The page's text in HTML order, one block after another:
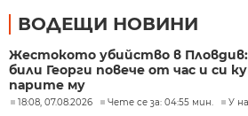
ВОДЕЩИ НОВИНИ
Жестокото убийство в
били Георги повече от час и си
парите му
18:08, 07.08.2026 Чете се за: 04:55 мин. У